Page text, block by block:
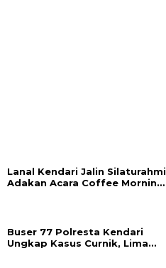
Lanal Kendari Jalin Silaturahmi
Adakan Acara Coffee Morning
Buser 77 Polresta Kendari
Ungkap Kasus Curnik, Lima